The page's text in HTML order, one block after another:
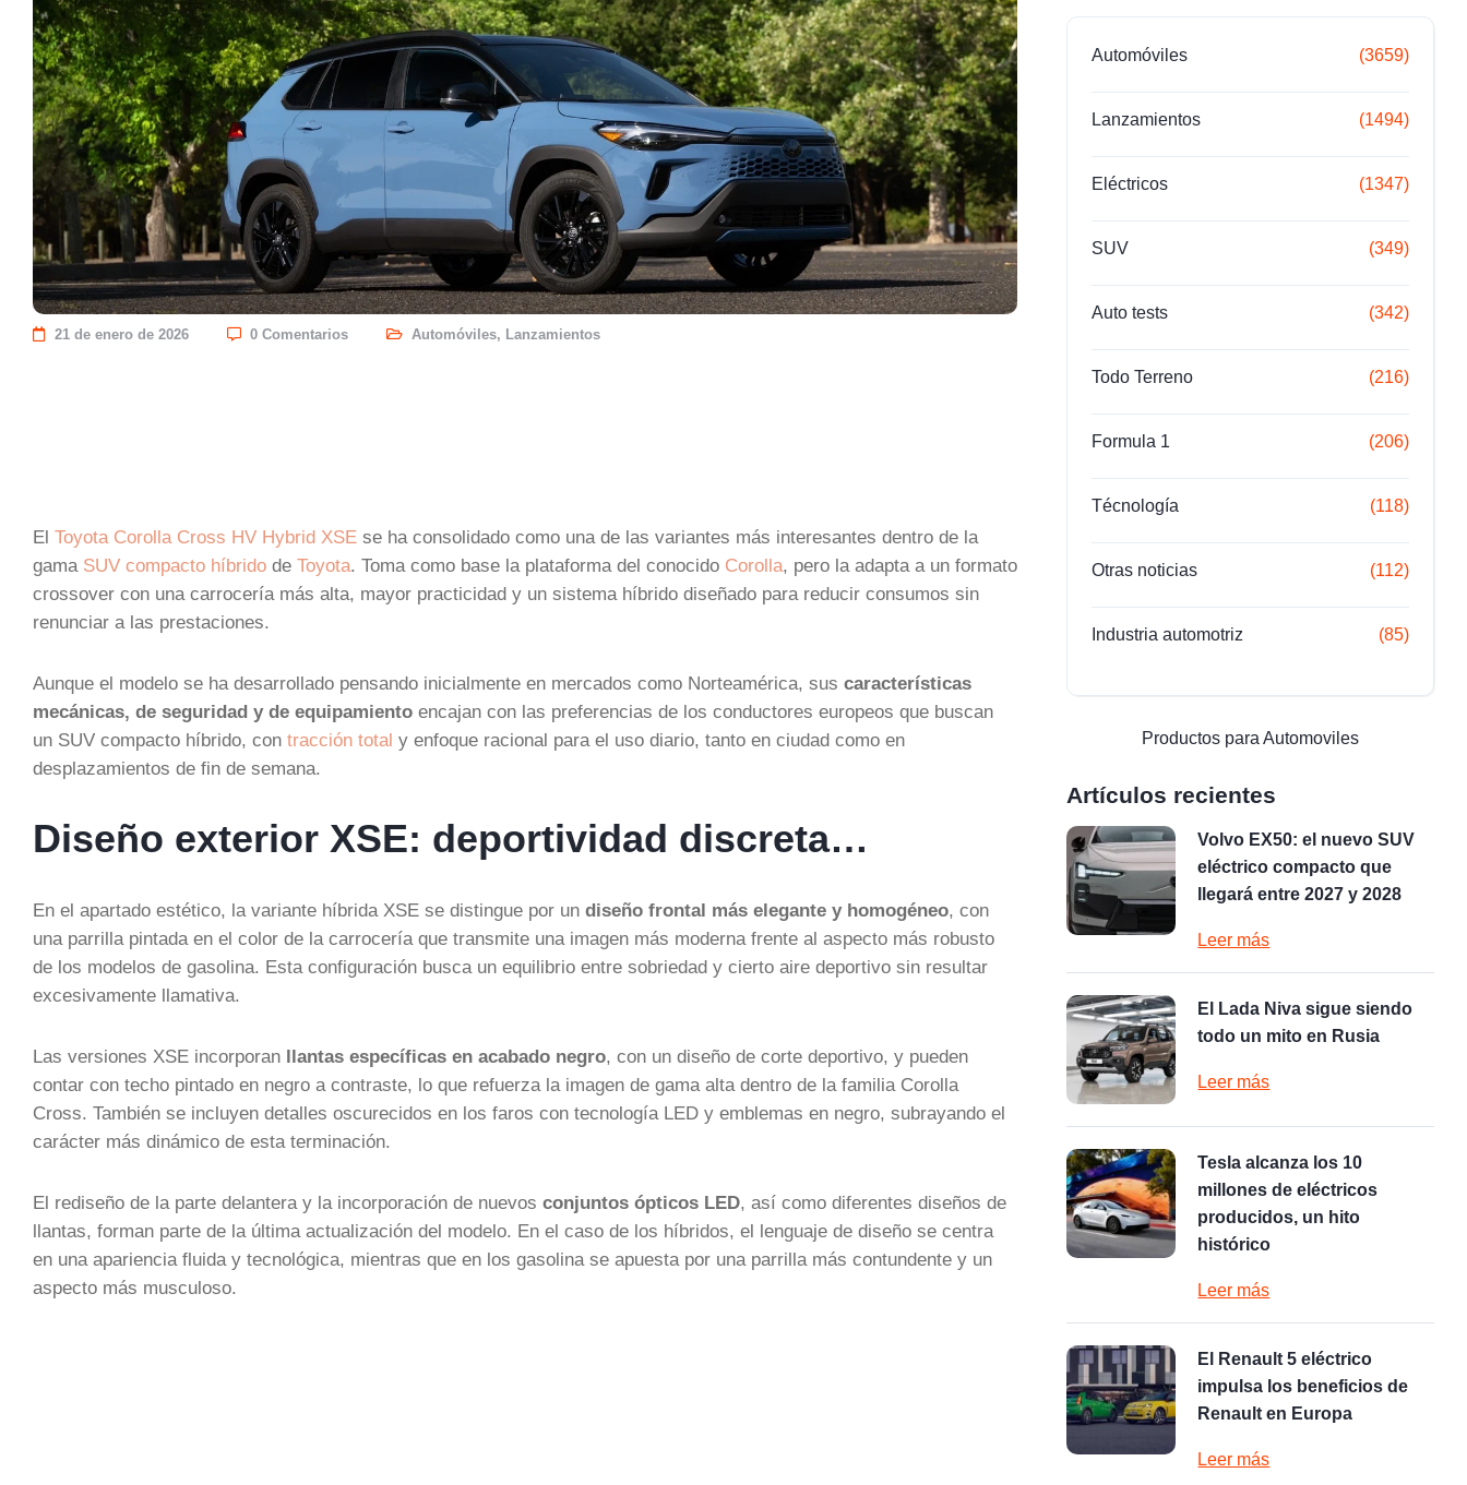
21 de enero de 2026 0 Comentarios Automóviles, Lanzamientos
El Toyota Corolla Cross HV Hybrid XSE se ha consolidado como una de las variantes más interesantes dentro de la
gama SUV compacto híbrido de Toyota. Toma como base la plataforma del conocido Corolla, pero la adapta a un formato
crossover con una carrocería más alta, mayor practicidad y un sistema híbrido diseñado para reducir consumos sin
renunciar a las prestaciones.
Aunque el modelo se ha desarrollado pensando inicialmente en mercados como Norteamérica, sus características
mecánicas, de seguridad y de equipamiento encajan con las preferencias de los conductores europeos que buscan
un SUV compacto híbrido, con tracción total y enfoque racional para el uso diario, tanto en ciudad como en
desplazamientos de fin de semana.
Diseño exterior XSE: deportividad discreta…
En el apartado estético, la variante híbrida XSE se distingue por un diseño frontal más elegante y homogéneo, con
una parrilla pintada en el color de la carrocería que transmite una imagen más moderna frente al aspecto más robusto
de los modelos de gasolina. Esta configuración busca un equilibrio entre sobriedad y cierto aire deportivo sin resultar
excesivamente llamativa.
Las versiones XSE incorporan llantas específicas en acabado negro, con un diseño de corte deportivo, y pueden
contar con techo pintado en negro a contraste, lo que refuerza la imagen de gama alta dentro de la familia Corolla
Cross. También se incluyen detalles oscurecidos en los faros con tecnología LED y emblemas en negro, subrayando el
carácter más dinámico de esta terminación.
El rediseño de la parte delantera y la incorporación de nuevos conjuntos ópticos LED, así como diferentes diseños de
llantas, forman parte de la última actualización del modelo. En el caso de los híbridos, el lenguaje de diseño se centra
en una apariencia fluida y tecnológica, mientras que en los gasolina se apuesta por una parrilla más contundente y un
aspecto más musculoso.
Automóviles (3659)
Lanzamientos (1494)
Eléctricos (1347)
SUV (349)
Auto tests (342)
Todo Terreno (216)
Formula 1 (206)
Técnología (118)
Otras noticias (112)
Industria automotriz (85)
Productos para Automoviles
Artículos recientes
Volvo EX50: el nuevo SUV
eléctrico compacto que
llegará entre 2027 y 2028
Leer más
El Lada Niva sigue siendo
todo un mito en Rusia
Leer más
Tesla alcanza los 10
millones de eléctricos
producidos, un hito
histórico
Leer más
El Renault 5 eléctrico
impulsa los beneficios de
Renault en Europa
Leer más